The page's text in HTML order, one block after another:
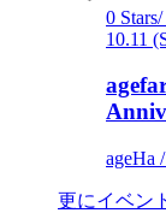
0
10.11
ageHa
更にイベン